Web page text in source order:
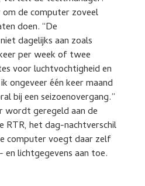
de computer zoveel
doen. “De
dagelijks aan zoals
per week of twee
voor luchtvochtigheid en
ongeveer één keer maand
bij een seizoenovergang.”
wordt geregeld aan de
RTR, het dag-nachtverschil
computer voegt daar zelf
lichtgegevens aan toe.